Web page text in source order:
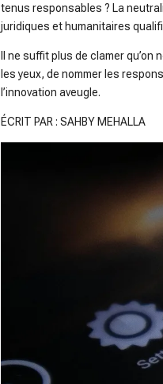
tenus responsables ? La
juridiques et humanitaires
Il ne suffit plus de clamer
les yeux, de nommer les
l’innovation aveugle.
ÉCRIT PAR : SAHBY MEHALLA